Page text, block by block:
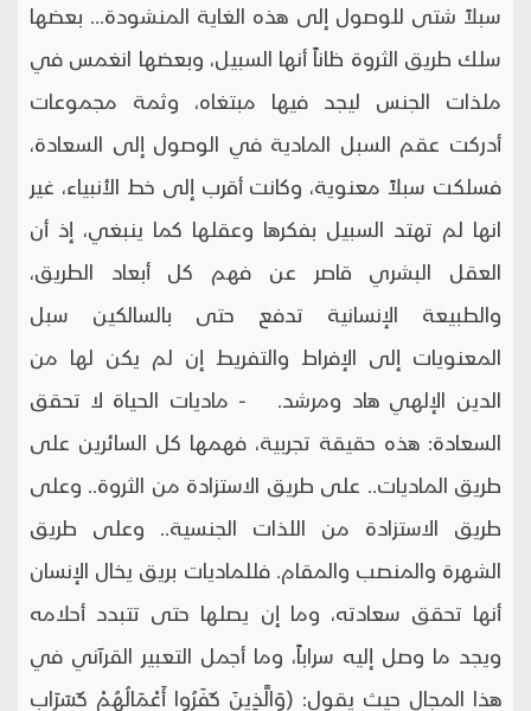
سبلاً شتى للوصول إلى هذه الغاية المنشودة... بعضها
سلك طريق الثروة ظاناً أنها السبيل، وبعضها انغمس في
ملذات الجنس ليجد فيها مبتغاه، وثمة مجموعات
أدركت عقم السبل المادية في الوصول إلى السعادة،
فسلكت سبلاً معنوية، وكانت أقرب إلى خط الأنبياء، غير
انها لم تهتد السبيل بفكرها وعقلها كما ينبغي، إذ أن
العقل البشري قاصر عن فهم كل أبعاد الطريق،
والطبيعة الإنسانية تدفع حتى بالسالكين سبل
المعنويات إلى الإفراط والتفريط إن لم يكن لها من
الدين الإلهي هاد ومرشد. - ماديات الحياة لا تحقق
السعادة: هذه حقيقة تجربية، فهمها كل السائرين على
طريق الماديات.. على طريق الاستزادة من الثروة.. وعلى
طريق الاستزادة من اللذات الجنسية.. وعلى طريق
الشهرة والمنصب والمقام. فللماديات بريق يخال الإنسان
أنها تحقق سعادته، وما إن يصلها حتى تتبدد أحلامه
ويجد ما وصل إليه سراباً، وما أجمل التعبير القرآني في
هذا المجال حيث يقول: (وَالَّذِينَ كَفَرُوا أَعْمَالُهُمْ كَسَرَابٍ